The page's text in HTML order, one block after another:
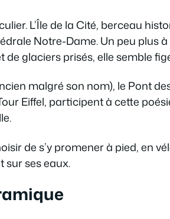
L’Île de la Cité, berceau
Notre-Dame. Un peu plus à
glaciers prisés, elle semble
malgré son nom), le Pont
Eiffel, participent à cette
de s’y promener à pied, en
sur ses eaux.